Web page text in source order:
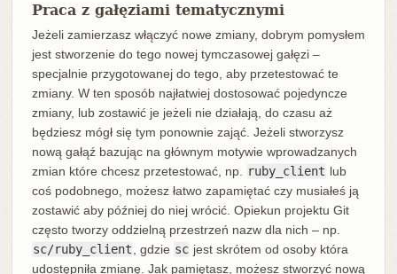
Praca z gałęziami tematycznymi
Jeżeli zamierzasz włączyć nowe zmiany, dobrym pomysłem
jest stworzenie do tego nowej tymczasowej gałęzi –
specjalnie przygotowanej do tego, aby przetestować te
zmiany. W ten sposób najłatwiej dostosować pojedyncze
zmiany, lub zostawić je jeżeli nie działają, do czasu aż
będziesz mógł się tym ponownie zająć. Jeżeli stworzysz
nową gałąź bazując na głównym motywie wprowadzanych
zmian które chcesz przetestować, np.
ruby_client lub
coś podobnego, możesz łatwo zapamiętać czy musiałeś ją
zostawić aby później do niej wrócić. Opiekun projektu Git
często tworzy oddzielną przestrzeń nazw dla nich – np.
sc/ruby_client
, gdzie sc jest skrótem od osoby która
udostępniła zmianę. Jak pamiętasz, możesz stworzyć nową